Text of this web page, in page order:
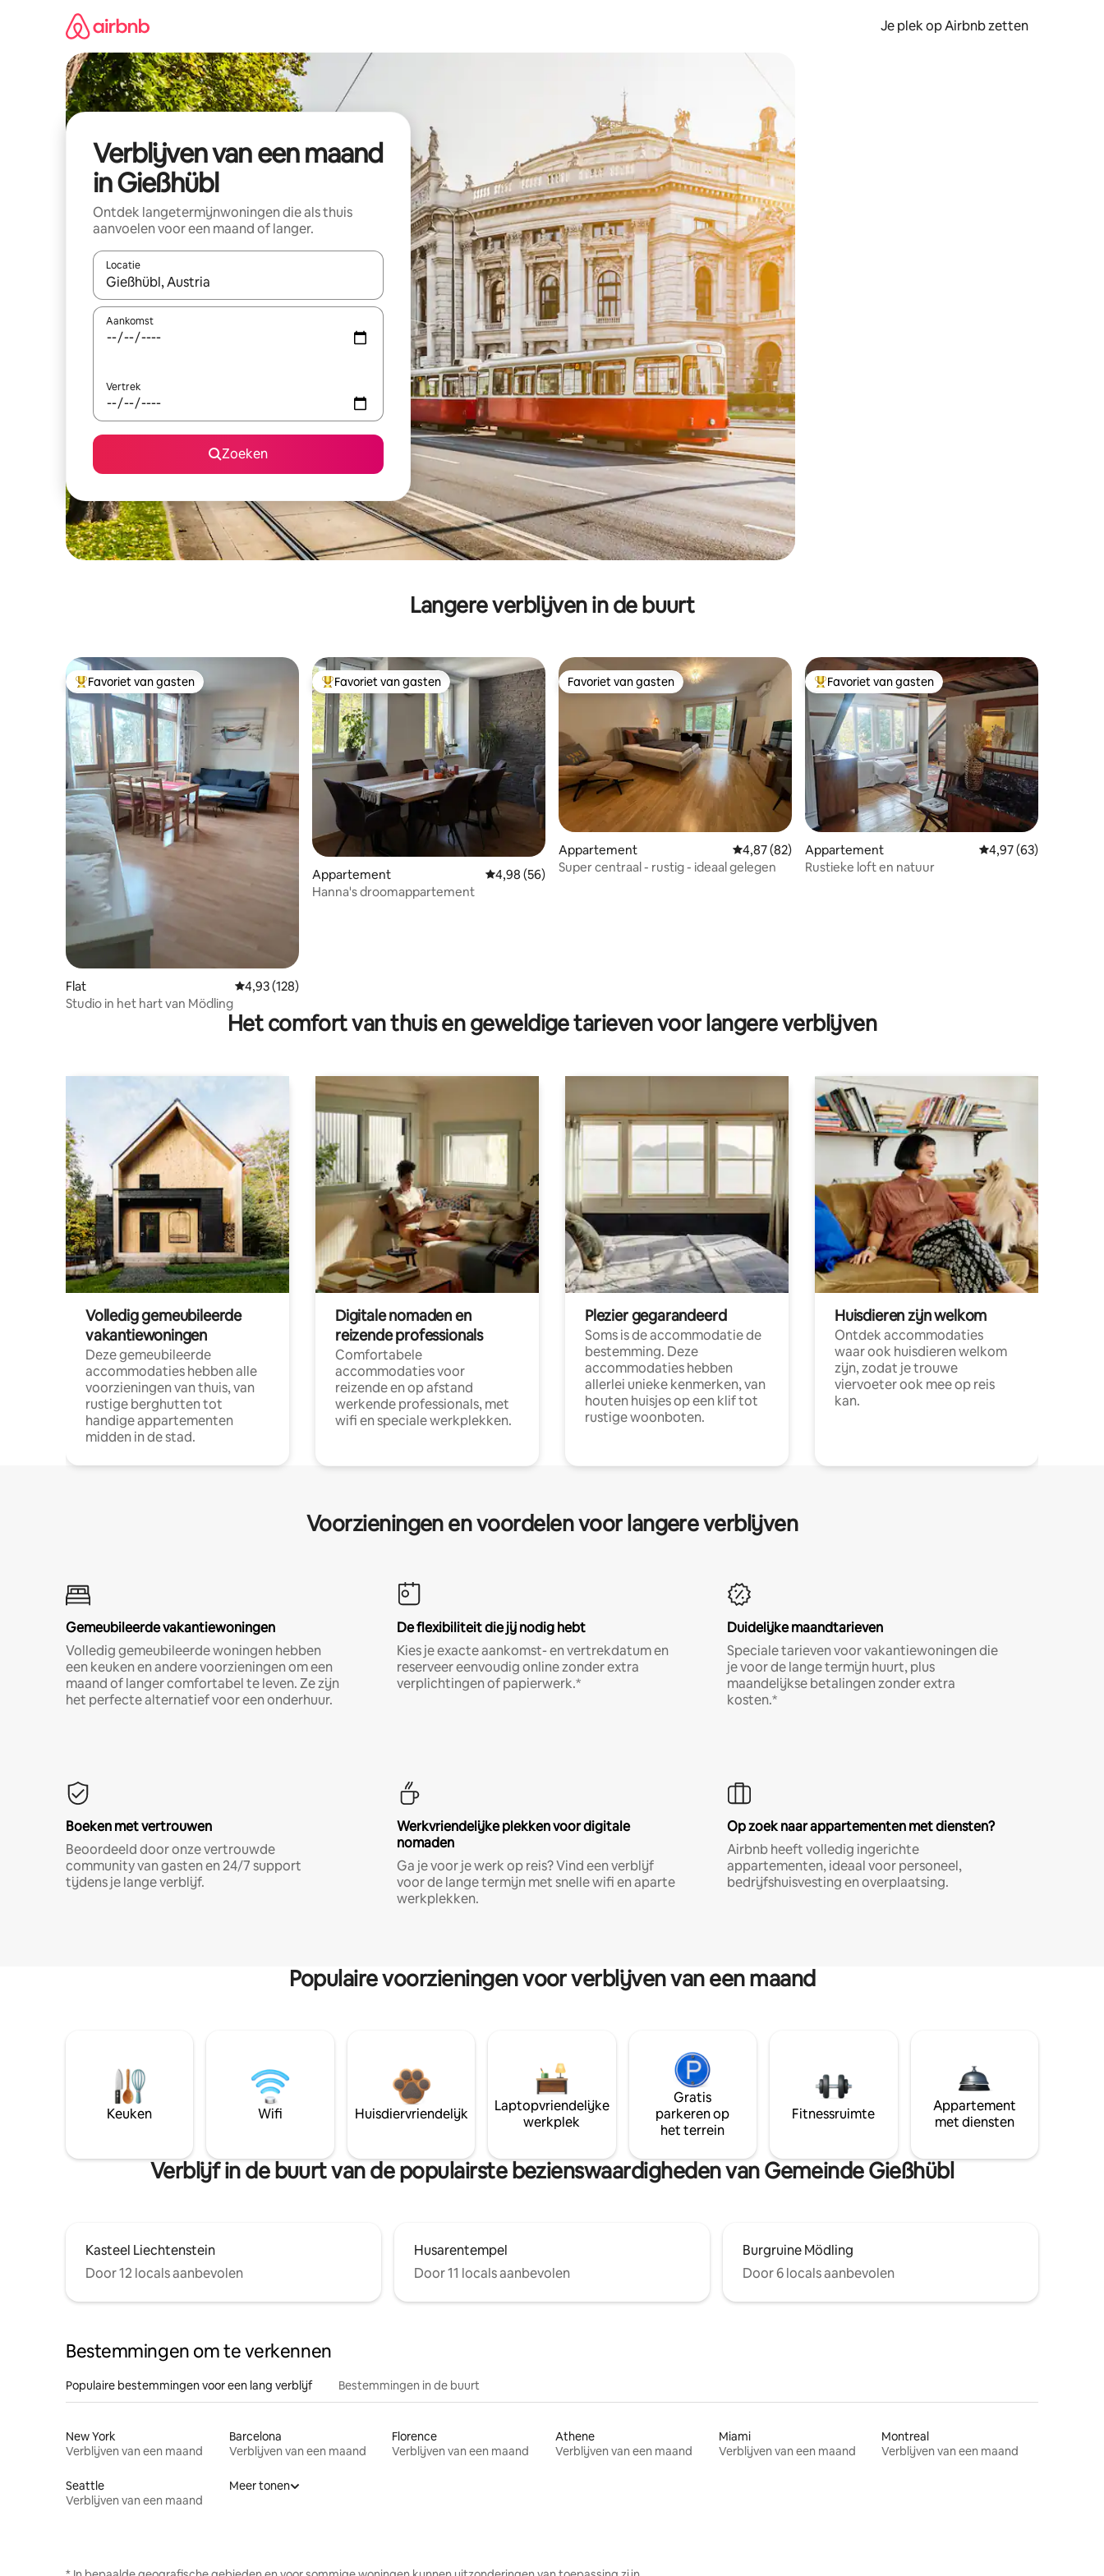
Je plek op Airbnb zetten
Verblijven van een maand
in Gießhübl
Ontdek langetermijnwoningen die als thuis
aanvoelen voor een maand of langer.
Locatie
Wanneer er resultaten beschikbaar zijn, maak je een keuze met je de pijltjestoetsen omhoog en omlaag, óf door te tikken of swipen.
Aankomst
Vertrek
Zoeken
Langere verblijven in de buurt
Topfavoriet van gasten
Favoriet van gasten
Flat Gemiddelde beoordeling van 4,93 op 5, 128 recensies
4,93 (128)
Studio in het hart van Mödling
Topfavoriet van gasten
Favoriet van gasten
Appartement Gemiddelde beoordeling van 4,98 op 5, 56 recensies
4,98 (56)
Hanna's droomappartement
Favoriet van gasten
Favoriet van gasten
Appartement Gemiddelde beoordeling van 4,87 op 5, 82 recensies
4,87 (82)
Super centraal - rustig - ideaal gelegen
Topfavoriet van gasten
Favoriet van gasten
Appartement Gemiddelde
4,97 (63)
Rustieke loft en natuur
Het comfort van thuis en geweldige tarieven voor langere verblijven
Volledig gemeubileerde
vakantiewoningen
Deze gemeubileerde
accommodaties hebben alle
voorzieningen van thuis, van
rustige berghutten tot
handige appartementen
midden in de stad.
Digitale nomaden en
reizende professionals
Comfortabele
accommodaties voor
reizende en op afstand
werkende professionals, met
wifi en speciale werkplekken.
Plezier gegarandeerd
Soms is de accommodatie de
bestemming. Deze
accommodaties hebben
allerlei unieke kenmerken, van
houten huisjes op een klif tot
rustige woonboten.
Huisdieren zijn welkom
Ontdek accommodaties
waar ook huisdieren welkom
zijn, zodat je trouwe
viervoeter ook mee op reis
kan.
Voorzieningen en voordelen voor langere verblijven
Gemeubileerde vakantiewoningen
Volledig gemeubileerde woningen hebben
een keuken en andere voorzieningen om een
maand of langer comfortabel te leven. Ze zijn
het perfecte alternatief voor een onderhuur.
De flexibiliteit die jij nodig hebt
Kies je exacte aankomst- en vertrekdatum en
reserveer eenvoudig online zonder extra
verplichtingen of papierwerk.*
Duidelijke maandtarieven
Speciale tarieven voor vakantiewoningen die
je voor de lange termijn huurt, plus
maandelijkse betalingen zonder extra
kosten.*
Boeken met vertrouwen
Beoordeeld door onze vertrouwde
community van gasten en 24/7 support
tijdens je lange verblijf.
Werkvriendelijke plekken voor digitale
nomaden
Ga je voor je werk op reis? Vind een verblijf
voor de lange termijn met snelle wifi en aparte
werkplekken.
Op zoek naar appartementen met diensten?
Airbnb heeft volledig ingerichte
appartementen, ideaal voor personeel,
bedrijfshuisvesting en overplaatsing.
Populaire voorzieningen voor verblijven van een maand
Keuken Wifi Huisdiervriendelijk
Laptopvriendelijke
werkplek
Gratis
parkeren op
het terrein
Fitnessruimte
Appartement
met diensten
Verblijf in de buurt van de populairste bezienswaardigheden van Gemeinde Gießhübl
Kasteel Liechtenstein
Door 12 locals aanbevolen
Husarentempel
Door 11 locals aanbevolen
Burgruine Mödling
Door 6 locals aanbevolen
Bestemmingen om te verkennen
Populaire bestemmingen voor een lang verblijf Bestemmingen in de buurt
New York
Verblijven van een maand
Barcelona
Verblijven van een maand
Florence
Verblijven van een maand
Athene
Verblijven van een maand
Miami
Verblijven van een maand
Montreal
Verblijven van een maand
Seattle
Verblijven van een maand
Meer tonen